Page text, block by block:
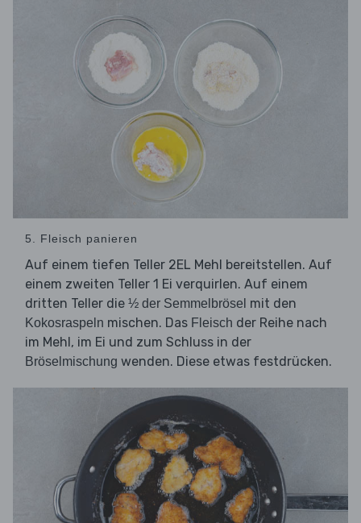
5. Fleisch panieren
Auf einem tiefen Teller 2EL Mehl bereitstellen. Auf
einem zweiten Teller 1 Ei verquirlen. Auf einem
dritten Teller die ½ der Semmelbrösel mit den
Kokosraspeln mischen. Das Fleisch der Reihe nach
im Mehl, im Ei und zum Schluss in der
Bröselmischung wenden. Diese etwas festdrücken.